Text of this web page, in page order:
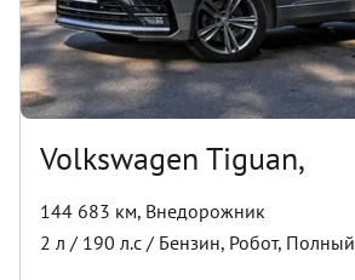
Volkswagen Tiguan,
144 683 км, Внедорожник
2 л / 190 л.с / Бензин, Робот, Полный